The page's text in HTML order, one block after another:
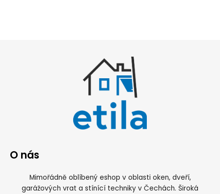
O nás
Mimořádně oblíbený eshop v oblasti oken, dveří,
garážových vrat a stínící techniky v Čechách. Široká